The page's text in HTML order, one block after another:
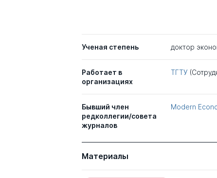
Ученая степень доктор
Работает в
организациях
ТГТУ
Бывший член
редколлегии/совета
журналов
Modern
Материалы